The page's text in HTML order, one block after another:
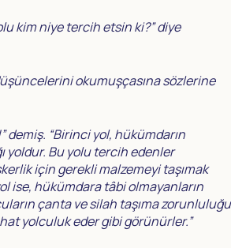
kim niye tercih etsin ki?” diye
okumuşçasına sözlerine
demiş. “Birinci yol, hükümdarın
yoldur. Bu yolu tercih edenler
için gerekli malzemeyi taşımak
ise, hükümdara tâbi olmayanların
çanta ve silah taşıma zorunluluğu
yolculuk eder gibi görünürler.”